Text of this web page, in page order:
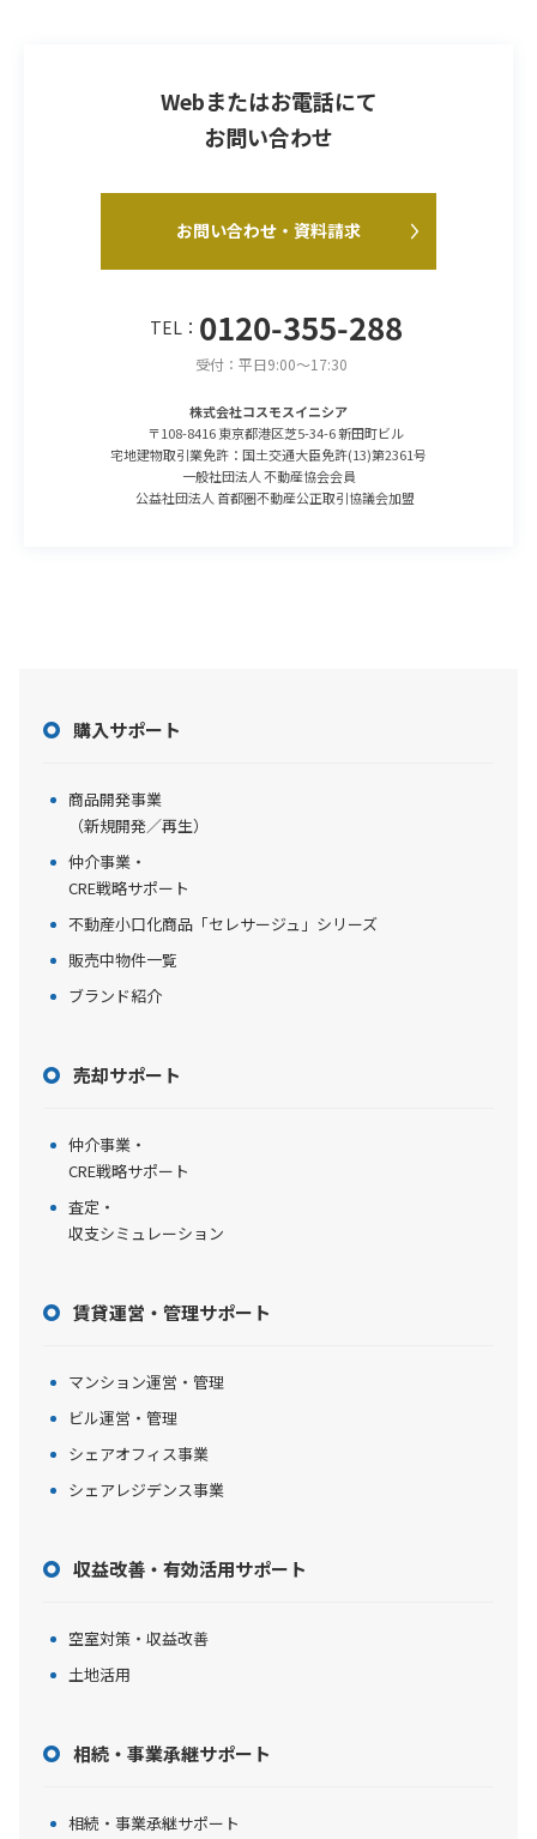
Webまたはお電話にて
お問い合わせ
お問い合わせ・資料請求
TEL： 0120-355-288
受付：平日9:00～17:30
株式会社コスモスイニシア
〒108-8416 東京都港区芝5-34-6 新田町ビル
宅地建物取引業免許：国土交通大臣免許(13)第2361号
一般社団法人 不動産協会会員
公益社団法人 首都圏不動産公正取引協議会加盟
購入サポート
商品開発事業
（新規開発／再生）
仲介事業・
CRE戦略サポート
不動産小口化商品「セレサージュ」シリーズ
販売中物件一覧
ブランド紹介
売却サポート
仲介事業・
CRE戦略サポート
査定・
収支シミュレーション
賃貸運営・管理サポート
マンション運営・管理
ビル運営・管理
シェアオフィス事業
シェアレジデンス事業
収益改善・有効活用サポート
空室対策・収益改善
土地活用
相続・事業承継サポート
相続・事業承継サポート